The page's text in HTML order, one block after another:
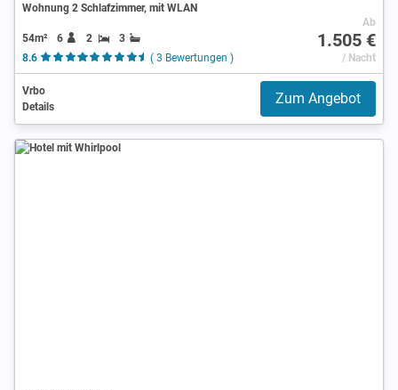
Wohnung 2 Schlafzimmer, mit WLAN
54m² 6 2
3
8.6
( 3 Bewertungen )
Ab
1.505 €
/ Nacht
Vrbo
Details
Zum Angebot